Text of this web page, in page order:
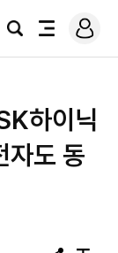
검
전
로
그
하이닉
자도 동